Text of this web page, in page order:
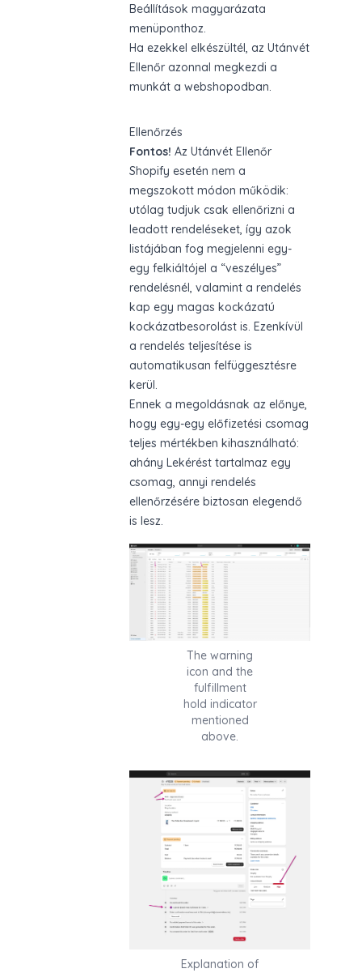
Beállítások magyarázata
menüponthoz.
Ha ezekkel elkészültél, az Utánvét
Ellenőr azonnal megkezdi a
munkát a webshopodban.
Ellenőrzés
Fontos! Az Utánvét Ellenőr
Shopify esetén nem a
megszokott módon működik:
utólag tudjuk csak ellenőrizni a
leadott rendeléseket, így azok
listájában fog megjelenni egy-
egy felkiáltójel a “veszélyes”
rendelésnél, valamint a rendelés
kap egy magas kockázatú
kockázatbesorolást is. Ezenkívül
a rendelés teljesítése is
automatikusan felfüggesztésre
kerül.
Ennek a megoldásnak az előnye,
hogy egy-egy előfizetési csomag
teljes mértékben kihasználható:
ahány Lekérést tartalmaz egy
csomag, annyi rendelés
ellenőrzésére biztosan elegendő
is lesz.
The warning
icon and the
fulfillment
hold indicator
mentioned
above.
Explanation of